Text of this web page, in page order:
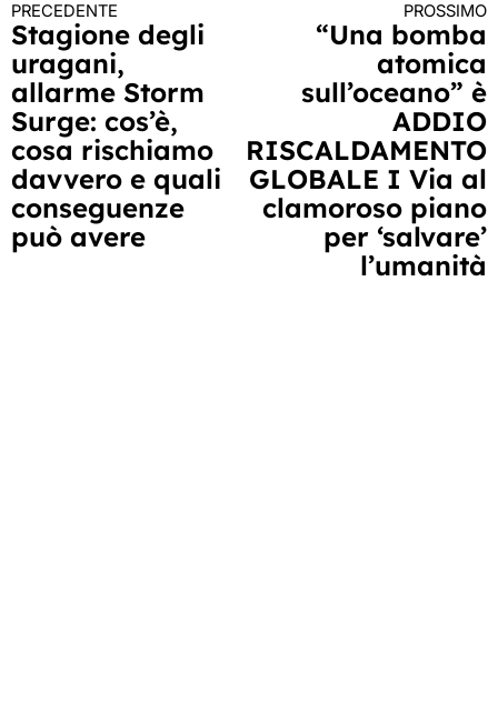
Continua
a
leggere
PRECEDENTE
Stagione degli
uragani,
allarme Storm
Surge: cos’è,
cosa rischiamo
davvero e quali
conseguenze
può avere
PROSSIMO
“Una bomba
atomica
sull’oceano” è
ADDIO
RISCALDAMENTO
GLOBALE I Via al
clamoroso piano
per ‘salvare’
l’umanità